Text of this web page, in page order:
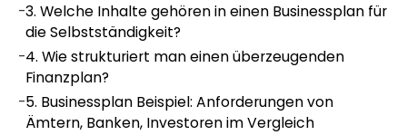
-3. Welche Inhalte gehören in einen Businessplan für
die Selbstständigkeit?
-4. Wie strukturiert man einen überzeugenden
Finanzplan?
-5. Businessplan Beispiel: Anforderungen von
Ämtern, Banken, Investoren im Vergleich